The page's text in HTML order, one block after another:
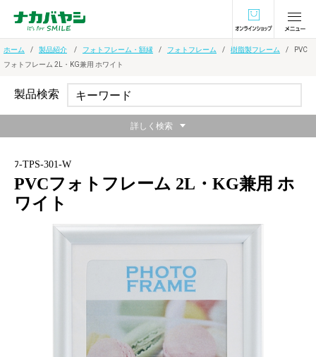
オンラインショ
ホーム 製品紹介 フォトフレーム・額縁 フォトフレーム 樹脂製フレーム
PVC
フォトフレーム 2L・KG兼用 ホワイト
ﾌ-TPS-301-W
PVCフォトフレーム 2L・KG兼用 ホ
ワイト
パステルカラーな樹脂製フォトフレーム
製品検索
詳しく検索